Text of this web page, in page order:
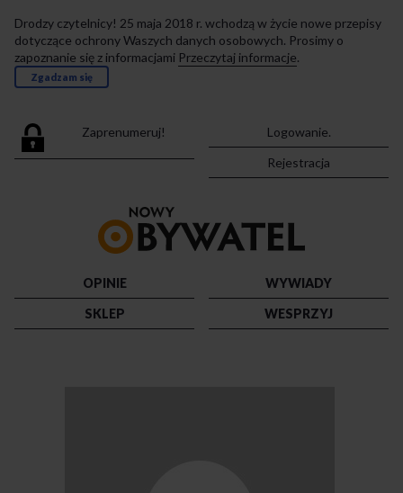
Drodzy czytelnicy! 25 maja 2018 r. wchodzą w życie nowe przepisy
dotyczące ochrony Waszych danych osobowych. Prosimy o
zapoznanie się z informacjami Przeczytaj informacje.
Zgadzam się
Zaprenumeruj!
Logowanie.
Rejestracja
strony
OPINIE
WYWIADY
SKLEP
WESPRZYJ